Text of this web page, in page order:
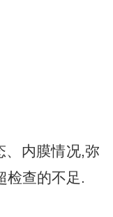
内膜情况,弥
检查的不足.